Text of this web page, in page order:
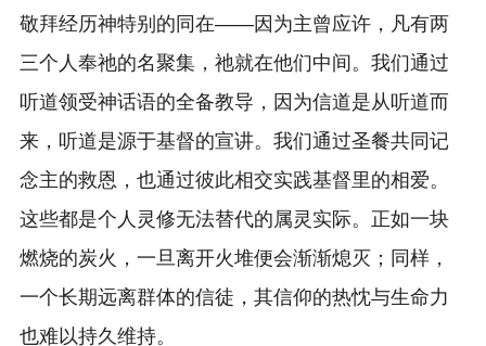
敬拜经历神特别的同在——因为主曾应许，凡有两
三个人奉祂的名聚集，祂就在他们中间。我们通过
听道领受神话语的全备教导，因为信道是从听道而
来，听道是源于基督的宣讲。我们通过圣餐共同记
念主的救恩，也通过彼此相交实践基督里的相爱。
这些都是个人灵修无法替代的属灵实际。正如一块
燃烧的炭火，一旦离开火堆便会渐渐熄灭；同样，
一个长期远离群体的信徒，其信仰的热忱与生命力
也难以持久维持。